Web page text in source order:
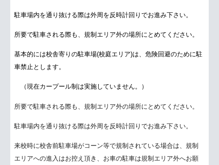
駐車場内を通り抜ける際は外周を反時計回りでお進み下さい。
所要で駐車される際も、規制エリア外の場所にとめてください。
基本的には校舎寄りの駐車場(校庭エリア)は、危険回避のために駐
車禁止とします。
（現在カープール制は実施していません。）
所要で駐車される際も、規制エリア外の場所にとめてください。
駐車場内を通り抜ける際は外周を反時計回りでお進み下さい。
来校時に校舎前駐車場がコーン等で規制されている場合は、規制
エリアへの進入はお控え頂き、お車の駐車は規制エリア外へお願